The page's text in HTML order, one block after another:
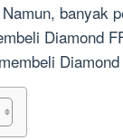
banyak
Diamond